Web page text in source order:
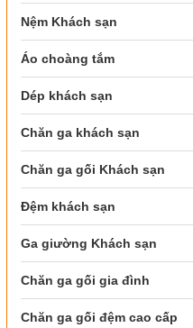
Nệm Khách sạn
Áo choàng tắm
Dép khách sạn
Chăn ga khách sạn
Chăn ga gối Khách sạn
Đệm khách sạn
Ga giường Khách sạn
Chăn ga gối gia đình
Chăn ga gối đệm cao cấp